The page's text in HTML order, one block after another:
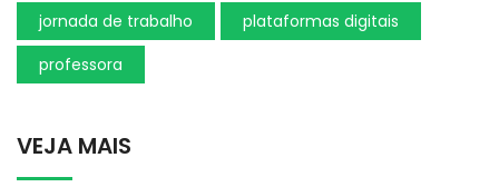
jornada de trabalho
plataformas digitais
professora
VEJA MAIS